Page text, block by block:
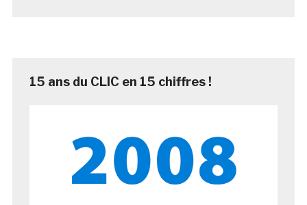
15 ans du CLIC en 15 chiffres !